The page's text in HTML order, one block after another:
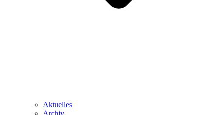
Aktuelles
Archiv